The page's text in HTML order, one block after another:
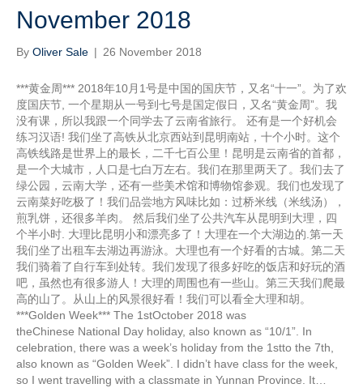
November 2018
By Oliver Sale | 26 November 2018
***黄金周*** 2018年10月1号是中国的国庆节，又名“十一”。为了欢
度国庆节, 一个星期从一号到七号是国定假日，又名“黄金周”。我
没有课，所以我跟一个同学去了云南省旅行。 还有是一个好机会
练习汉语! 我们坐了高铁从北京西站到昆明南站，十个小时。这个
高铁线路是世界上的最长，二千七百公里！昆明是云南省的首都，
是一个大城市，人口是七白万左右。我们在那里两天了。我们去了
绿公园，云南大学，还有一些美术馆和博物馆参观。我们也发现了
云南菜好吃极了！我们品尝地方风味比如：过桥米线（米线汤），
煎乳饼，还很多羊肉。 然后我们坐了公共汽车从昆明到大理，四
个半小时. 大理比昆明小和漂亮多了！大理在一个大湖边的.第一天
我们坐了出租车去湖边再游泳。大理也有一个好看的古城。第二天
我们骑着了自行车到处转。我们发现了很多好吃的饭店和好玩的酒
吧，虽然也有很多游人！大理的周围也有一些山。第三天我们爬最
高的山了。从山上的风景很好看！我们可以看全大理和胡。
***Golden Week*** The 1stOctober 2018 was
theChinese National Day holiday, also known as “10/1”. In
celebration, there was a week’s holiday from the 1stto the 7th,
also known as “Golden Week”. I didn’t have class for the week,
so I went travelling with a classmate in Yunnan Province. It…